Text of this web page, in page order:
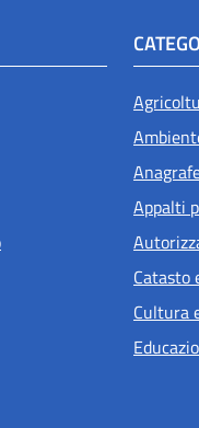
Appalti
Catasto
Cultura